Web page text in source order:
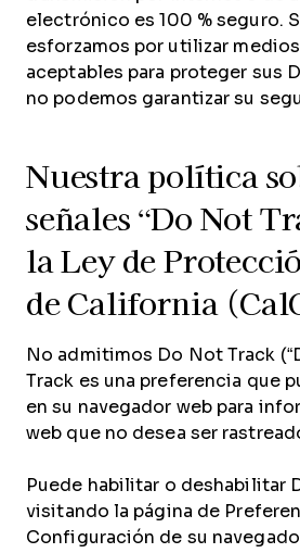
electrónico es 100 % seguro.
esforzamos por utilizar
aceptables para proteger sus
no podemos garantizar su
Nuestra política
señales “Do Not
la Ley de
de California
No admitimos Do Not Track
Track es una preferencia que
en su navegador web para
web que no desea ser
Puede habilitar o deshabilitar
visitando la página de
Configuración de su